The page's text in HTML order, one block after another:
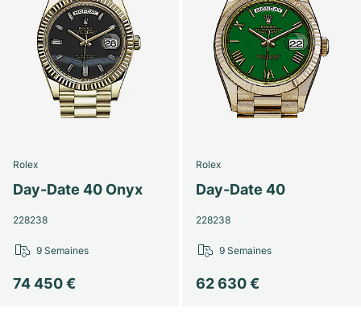
Rolex
Day-Date 40 Onyx
228238
74 450 €
9 Semaines
Rolex
Day-Date 40
228238
62 630 €
9 Semaines